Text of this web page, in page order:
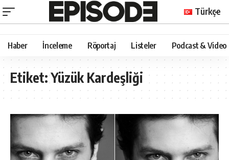
Türkçe
Haber İnceleme Röportaj Listeler Podcast & Video
Etiket:Yüzük Kardeşliği